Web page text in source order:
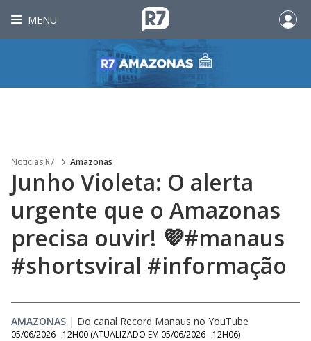
MENU
Noticias R7 Amazonas
Junho Violeta: O alerta
urgente que o Amazonas
precisa ouvir! 💜#manaus
#shortsviral #informação
AMAZONAS | Do canal Record Manaus no YouTube
05/06/2026 - 12H00 (ATUALIZADO EM 05/06/2026 - 12H06)